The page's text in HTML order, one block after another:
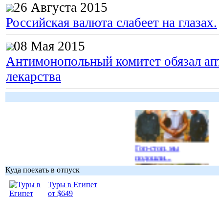
26 Августа 2015
Российская валюта слабеет на глазах.
08 Мая 2015
Антимонопольный комитет обязал
лекарства
Гоп-стоп, мы
подошли...
Куда поехать в отпуск
Туры в Египет
от $649